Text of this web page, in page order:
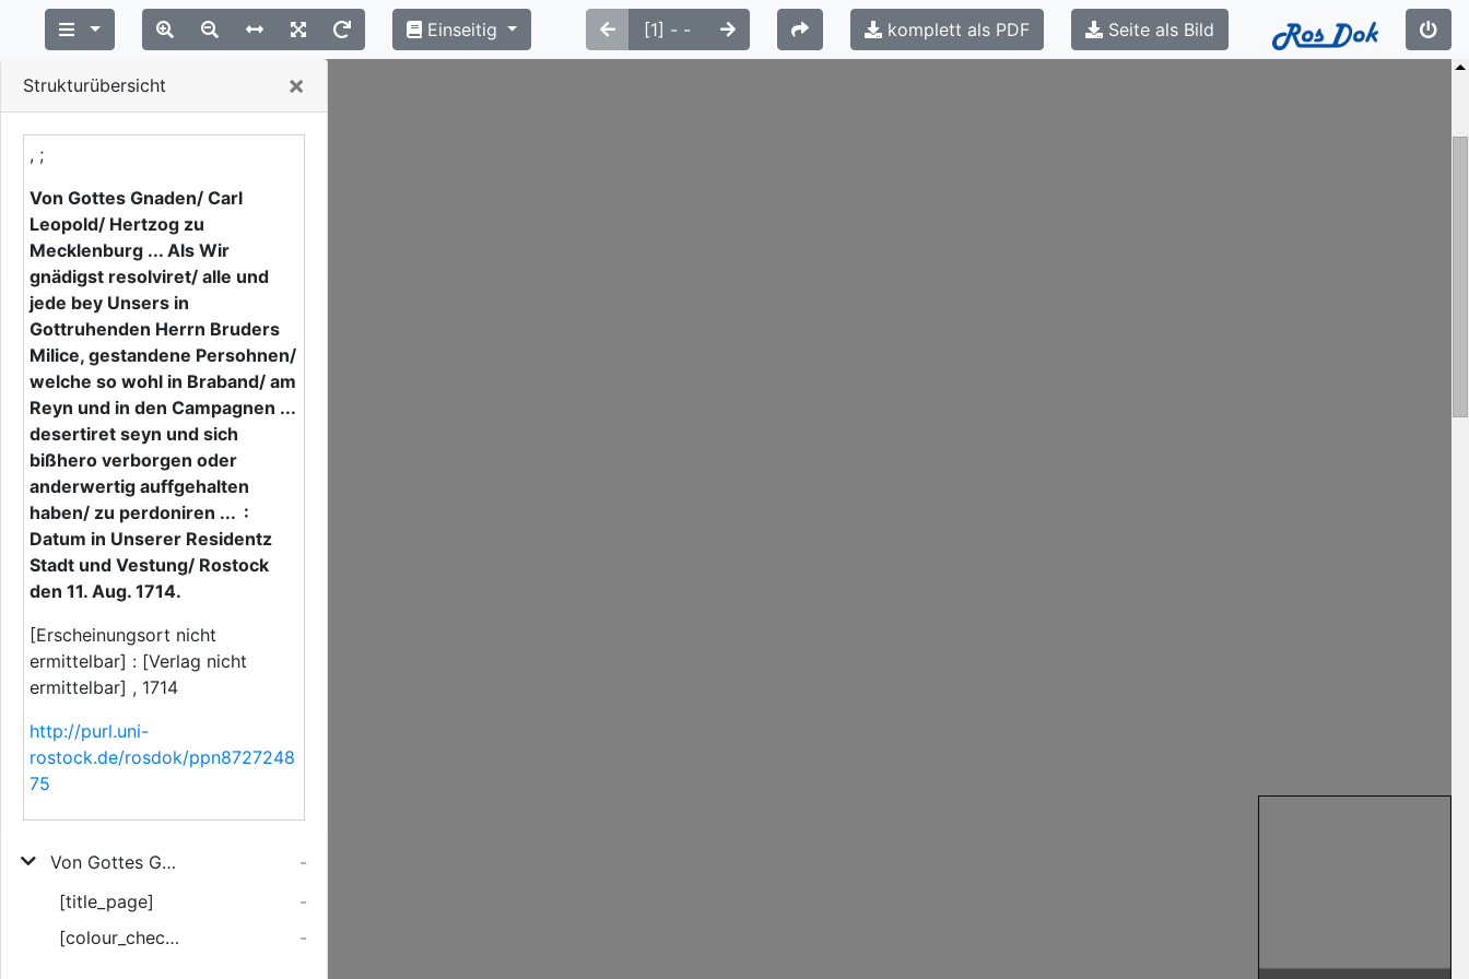
Strukturübersicht ×
, ;
Von Gottes Gnaden/ Carl
Leopold/ Hertzog zu
Mecklenburg ... Als Wir
gnädigst resolviret/ alle und
jede bey Unsers in
Gottruhenden Herrn Bruders
Milice, gestandene Persohnen/
welche so wohl in Braband/ am
Reyn und in den Campagnen ...
desertiret seyn und sich
bißhero verborgen oder
anderwertig auffgehalten
haben/ zu perdoniren ... :
Datum in Unserer Residentz
Stadt und Vestung/ Rostock
den 11. Aug. 1714.
[Erscheinungsort nicht
ermittelbar] : [Verlag nicht
ermittelbar] , 1714
http://purl.uni-
rostock.de/rosdok/ppn8727248
75
Von Gottes Gnaden/ Carl Leopold/ Hertzog zu Mecklenburg ... Als Wir gnädigst resolviret/ alle und jede bey Unsers in Gottruhenden Herrn Bruders Milice, gestandene Persohnen/ welche so wohl in Braband/ am Reyn und in den Campagnen ... desertiret seyn und sich bißhero verborgen oder anderwertig auffgehalten haben/ zu perdoniren ...
-
[title_page]
-
[colour_checker]
-
Einseitig komplett als PDF Seite als Bild